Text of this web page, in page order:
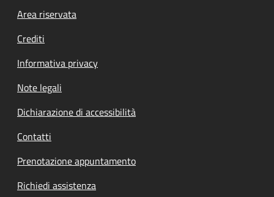
Footer menu
Area riservata
Crediti
Informativa privacy
Note legali
Dichiarazione di accessibilità
Contatti
Prenotazione appuntamento
Richiedi assistenza